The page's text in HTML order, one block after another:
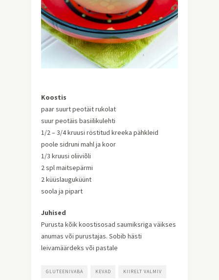
Koostis
paar suurt peotäit rukolat
suur peotäis basiilikulehti
1/2 – 3/4 kruusi röstitud kreeka pähkleid
poole sidruni mahl ja koor
1/3 kruusi oliiviõli
2 spl maitsepärmi
2 küüslauguküünt
soola ja pipart
Juhised
Purusta kõik koostisosad saumiksriga väikses
anumas või purustajas. Sobib hästi
leivamäärdeks või pastale
GLUTEENIVABA KEVAD KIIRELT VALMIV